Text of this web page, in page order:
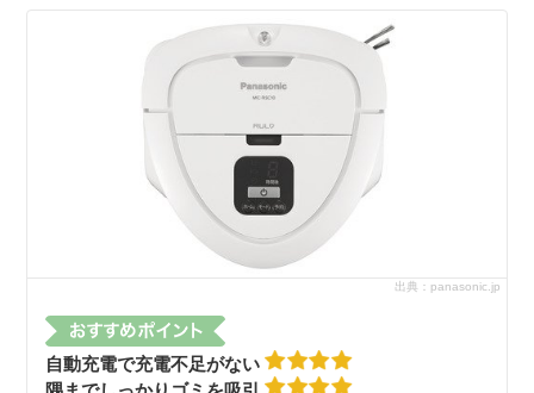
出典：panasonic.jp
自動充電で充電不足がない